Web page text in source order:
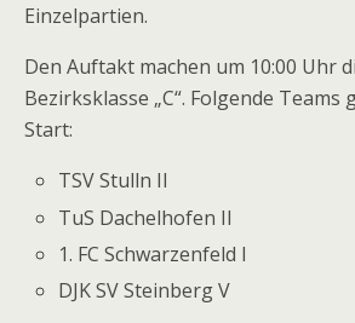
Einzelpartien.
Den Auftakt machen um 10:00 Uhr
Bezirksklasse „C“. Folgende Teams
Start:
TSV Stulln II
TuS Dachelhofen II
1. FC Schwarzenfeld I
DJK SV Steinberg V